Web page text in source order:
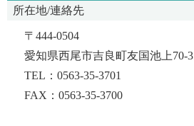
所在地/連絡先
〒444-0504
愛知県西尾市吉良町友国池上70-3
TEL：0563-35-3701
FAX：0563-35-3700